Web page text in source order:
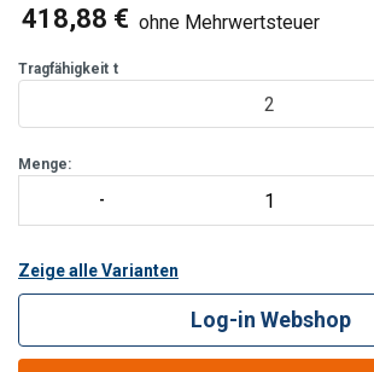
die wartungsfreie Hydraulikeinheit sorgt für
Einsatz. Hilfsräder vor den Drehgestellen
418,88 € ohne Mehrwertsteuer
Tragfähigkeit t
2
Menge:
Zeige alle Varianten
Log-in Webshop